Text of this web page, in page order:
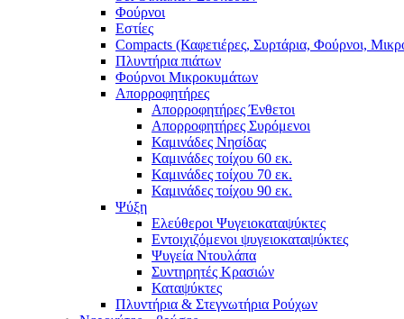
Φούρνοι
Εστίες
Compacts (Καφετιέρες, Συρτάρια, Φούρνοι,
Πλυντήρια πιάτων
Φούρνοι Μικροκυμάτων
Απορροφητήρες
Απορροφητήρες Ένθετοι
Απορροφητήρες Συρόμενοι
Καμινάδες Νησίδας
Καμινάδες τοίχου 60 εκ.
Καμινάδες τοίχου 70 εκ.
Καμινάδες τοίχου 90 εκ.
Ψύξη
Ελεύθεροι Ψυγειοκαταψύκτες
Εντοιχιζόμενοι ψυγειοκαταψύκτες
Ψυγεία Ντουλάπα
Συντηρητές Κρασιών
Καταψύκτες
Πλυντήρια & Στεγνωτήρια Ρούχων